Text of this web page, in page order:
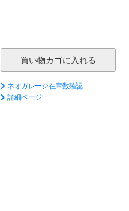
ネオガレージ在庫数確認
詳細ページ